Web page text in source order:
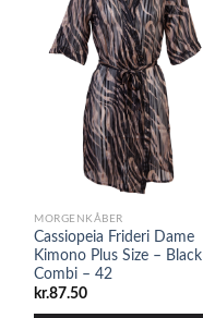
MORGENKÅBER
Cassiopeia Frideri Dame
Kimono Plus Size – Black
Combi – 42
kr.87.50